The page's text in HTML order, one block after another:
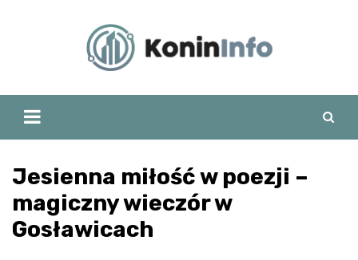
Jesienna miłość w poezji –
magiczny wieczór w
Gosławicach